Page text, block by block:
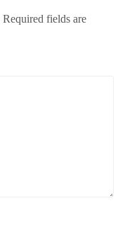
Required fields are